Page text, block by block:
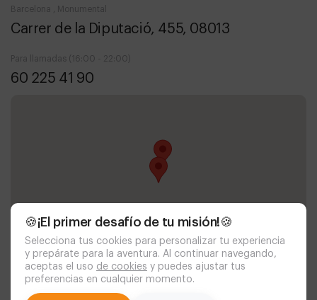
🍪¡El primer desafío de tu misión!🍪
Selecciona tus cookies para personalizar tu experiencia
y prepárate para la aventura. Al continuar navegando,
aceptas el uso de cookies y puedes ajustar tus
preferencias en cualquier momento.
Barcelona , Monumental
Carrer de la Diputació, 455, 08013
Para llamadas (16:00 - 22:00)
60 225 41 90